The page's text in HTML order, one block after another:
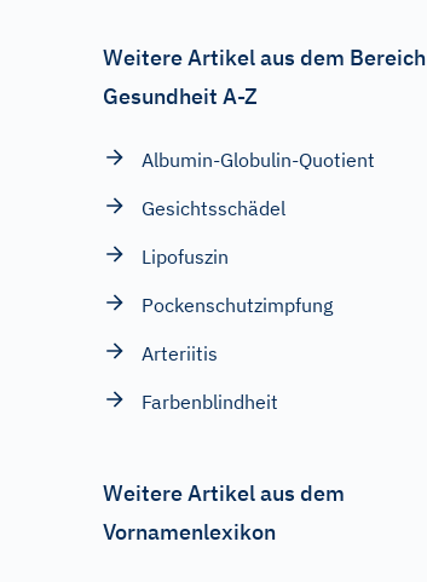
Weitere Artikel aus dem Bereich
Gesundheit A-Z
Albumin-Globulin-Quotient
Gesichtsschädel
Lipofuszin
Pockenschutzimpfung
Arteriitis
Farbenblindheit
Weitere Artikel aus dem
Vornamenlexikon